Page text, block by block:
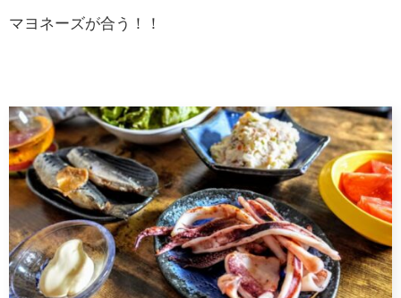
マヨネーズが合う！！